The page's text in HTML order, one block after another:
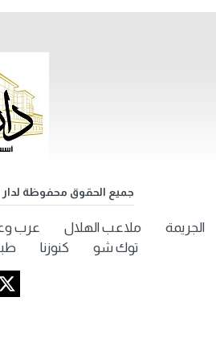
جميع الحقوق محفوظة
الجريمة ملاعب الهلال عرب
توك شو
كنوزنا